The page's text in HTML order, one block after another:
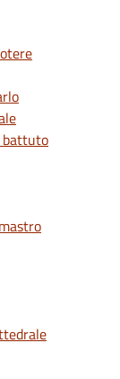
battuto